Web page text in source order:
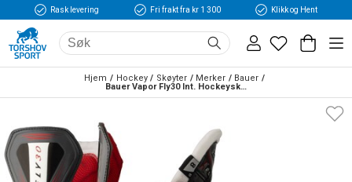
Rask levering Fri frakt fra kr 1 300 Klikk og Hent
Hjem Hockey Skøyter Merker
Bauer
Bauer Vapor Fly30 Int. Hockeyskøyte